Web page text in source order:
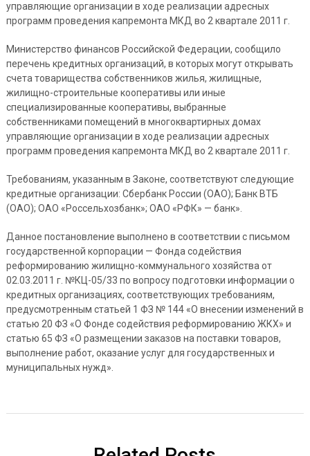
управляющие организации в ходе реализации адресных
программ проведения капремонта МКД во 2 квартале 2011 г.
Министерство финансов Российской Федерации, сообщило
перечень кредитных организаций, в которых могут открывать
счета товарищества собственников жилья, жилищные,
жилищно-строительные кооперативы или иные
специализированные кооперативы, выбранные
собственниками помещений в многоквартирных домах
управляющие организации в ходе реализации адресных
программ проведения капремонта МКД во 2 квартале 2011 г.
Требованиям, указанным в Законе, соответствуют следующие
кредитные организации: Сбербанк России (ОАО); Банк ВТБ
(ОАО); ОАО «Россельхозбанк»; ОАО «РФК» — банк».
Данное постановление выполнено в соответствии с письмом
государственной корпорации — Фонда содействия
реформированию жилищно-коммунального хозяйства от
02.03.2011 г. №КЦ-05/33 по вопросу подготовки информации о
кредитных организациях, соответствующих требованиям,
предусмотренным статьей 1 ФЗ № 144 «О внесении изменений в
статью 20 ФЗ «О Фонде содействия реформированию ЖКХ» и
статью 65 ФЗ «О размещении заказов на поставки товаров,
выполнение работ, оказание услуг для государственных и
муниципальных нужд».